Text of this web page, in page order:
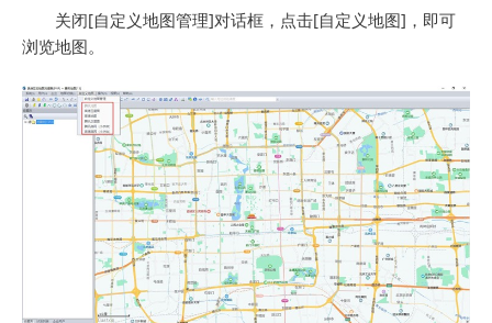
关闭[自定义地图管理]对话框，点击[自定义地图]，即可
浏览地图。